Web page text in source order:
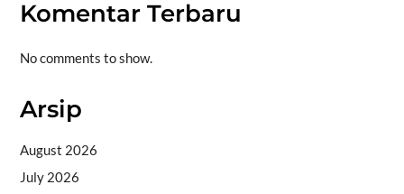
Komentar Terbaru
No comments to show.
Arsip
August 2026
July 2026